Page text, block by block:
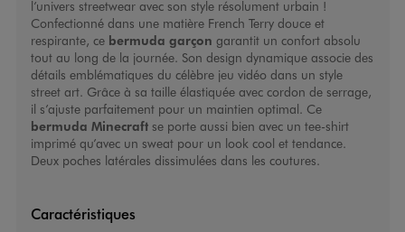
l’univers streetwear avec son style résolument urbain !
Confectionné dans une matière French Terry douce et
respirante, ce bermuda garçon garantit un confort absolu
tout au long de la journée. Son design dynamique associe des
détails emblématiques du célèbre jeu vidéo dans un style
street art. Grâce à sa taille élastiquée avec cordon de serrage,
il s’ajuste parfaitement pour un maintien optimal. Ce
bermuda Minecraftse porte aussi bien avec un tee-shirt
imprimé qu’avec un sweat pour un look cool et tendance.
Deux poches latérales dissimulées dans les coutures.
Caractéristiques